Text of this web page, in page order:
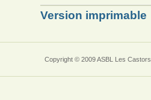
Version imprimable
Copyright © 2009 ASBL Les